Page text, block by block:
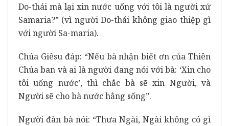
Do-thái mà lại xin nước uống với tôi là người xứ
Samaria?” (vì người Do-thái không giao thiệp gì
với người Sa-maria).
Chúa Giêsu đáp: “Nếu bà nhận biết ơn của Thiên
Chúa ban và ai là người đang nói với bà: ‘Xin cho
tôi uống nước’, thì chắc bà sẽ xin Người, và
Người sẽ cho bà nước hằng sống”.
Người đàn bà nói: “Thưa Ngài, Ngài không có gì